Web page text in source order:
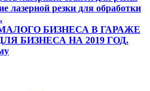
лазерной резки для обработки
БИЗНЕСА В ГАРАЖЕ
БИЗНЕСА НА 2019 ГОД.